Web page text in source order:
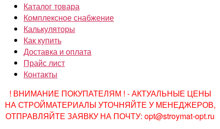
Каталог товара
Комплексное снабжение
Калькуляторы
Как купить
Доставка и оплата
Прайс лист
Контакты
! ВНИМАНИЕ ПОКУПАТЕЛЯМ ! - АКТУАЛЬНЫЕ ЦЕНЫ
НА СТРОЙМАТЕРИАЛЫ УТОЧНЯЙТЕ У МЕНЕДЖЕРОВ,
ОТПРАВЛЯЙТЕ ЗАЯВКУ НА ПОЧТУ: opt@stroymat-opt.ru